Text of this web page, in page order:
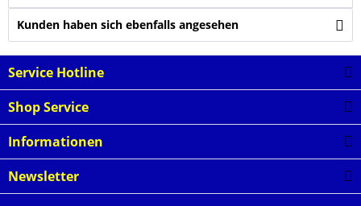
Kunden haben sich ebenfalls angesehen
Service Hotline
Shop Service
Informationen
Newsletter